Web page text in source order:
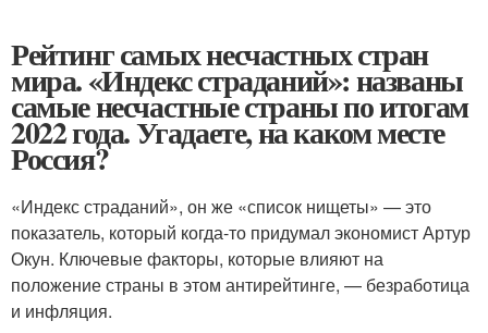
Рейтинг самых несчастных стран
мира. «Индекс страданий»: названы
самые несчастные страны по итогам
2022 года. Угадаете, на каком месте
Россия?
«Индекс страданий», он же «список нищеты» — это
показатель, который когда-то придумал экономист Артур
Окун. Ключевые факторы, которые влияют на
положение страны в этом антирейтинге, — безработица
и инфляция.